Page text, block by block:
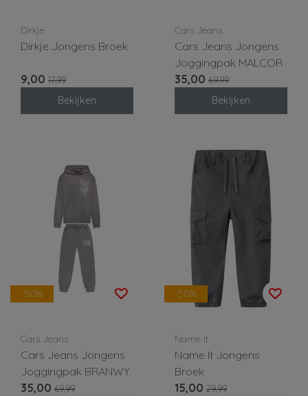
Dirkje
Dirkje Jongens Broek
9,00 17,99
Bekijken
Cars Jeans
Cars Jeans Jongens
Joggingpak MALCOR
35,00 69,99
Bekijken
-50%
Cars Jeans
Cars Jeans Jongens
Joggingpak BRANWY
35,00 69,99
-50%
Name It
Name It Jongens
Broek
15,00 29,99